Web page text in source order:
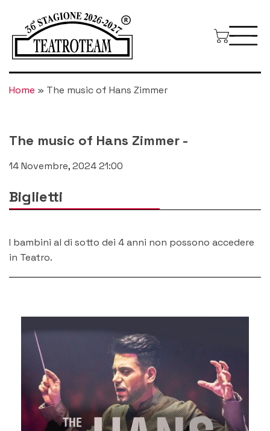
Home » The music of Hans Zimmer
The music of Hans Zimmer -
14 Novembre, 2024 21:00
Biglietti
I bambini al di sotto dei 4 anni non possono accedere
in Teatro.